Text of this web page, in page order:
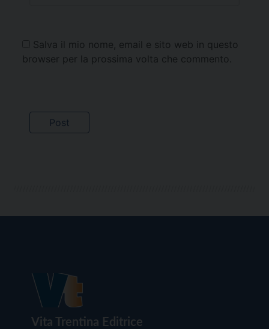
Salva il mio nome, email e sito web in questo
browser per la prossima volta che commento.
Vita Trentina Editrice